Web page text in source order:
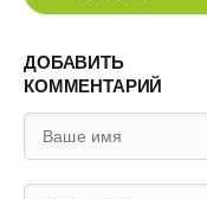
ДОБАВИТЬ
КОММЕНТАРИЙ